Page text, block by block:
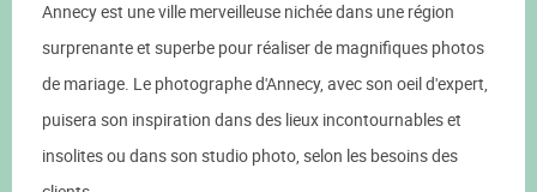
Annecy est une ville merveilleuse nichée dans une région
surprenante et superbe pour réaliser de magnifiques photos
de mariage. Le photographe d'Annecy, avec son oeil d'expert,
puisera son inspiration dans des lieux incontournables et
insolites ou dans son studio photo, selon les besoins des